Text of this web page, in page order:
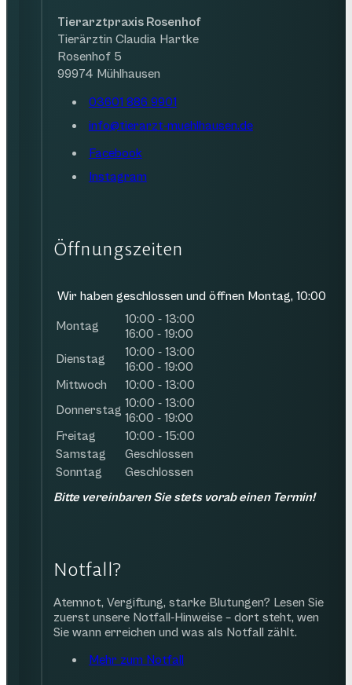
Tierarztpraxis Rosenhof
Tierärztin Claudia Hartke
Rosenhof 5
99974 Mühlhausen
03601 886 9901
info@tierarzt-muehlhausen.de
Facebook
Instagram
Öffnungszeiten
Wir haben geschlossen und öffnen Montag, 10:00
Montag
10:00 - 13:00
16:00 - 19:00
Dienstag
10:00 - 13:00
16:00 - 19:00
Mittwoch
10:00 - 13:00
Donnerstag 10:00 - 13:00
16:00 - 19:00
Freitag
10:00 - 15:00
Samstag
Geschlossen
Sonntag
Geschlossen
Bitte vereinbaren Sie stets vorab einen Termin!
Notfall?
Atemnot, Vergiftung, starke Blutungen? Lesen Sie
zuerst unsere Notfall-Hinweise – dort steht, wen
Sie wann erreichen und was als Notfall zählt.
Mehr zum Notfall